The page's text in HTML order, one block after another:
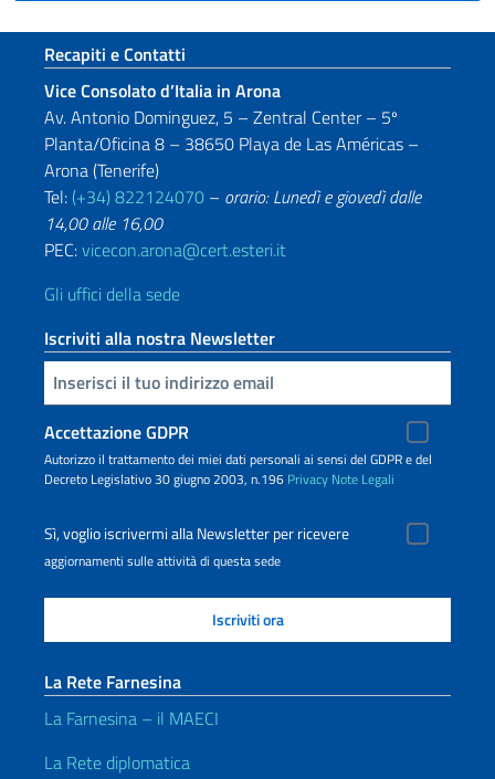
Sezione footer
Recapiti e Contatti
Vice Consolato d’Italia in Arona
Av. Antonio Dominguez, 5 – Zentral Center – 5º
Planta/Oficina 8 – 38650 Playa de Las Américas –
Arona (Tenerife)
Tel: (+34) 822124070 – orario: Lunedì e giovedì dalle
14,00 alle 16,00
PEC:vicecon.arona@cert.esteri.it
Gli uffici della sede
Iscriviti alla nostra Newsletter
Inserisci la tua email
Accettazione GDPR
Autorizzo il trattamento dei miei dati personali ai sensi del GDPR e del
Decreto Legislativo 30 giugno 2003, n.196 Privacy Note Legali
Sì, voglio iscrivermi alla Newsletter per ricevere
aggiornamenti sulle attività di questa sede
La Rete Farnesina
La Farnesina – il MAECI
La Rete diplomatica